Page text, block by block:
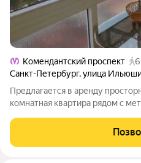
Комендантский проспект
Санкт-Петербург,улица
Предлагается в аренду
комнатная квартира рядом с
необходимое для комфортного
Дом